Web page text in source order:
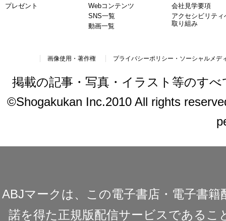
プレゼント
Webコンテンツ
SNS一覧
動画一覧
会社見学要項
アクセシビリティ
取り組み
画像使用・著作権 プライバシーポリシー・ソーシャルメデ
掲載の記事・写真・イラスト等のす
©Shogakukan Inc.2010 All rights
ABJマークは、この電子書店・電子書
諾を得た正規版配信サービスであるこ